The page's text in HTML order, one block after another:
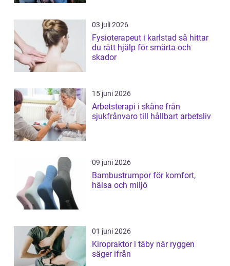
03 juli 2026
Fysioterapeut i karlstad så hittar
du rätt hjälp för smärta och
skador
15 juni 2026
Arbetsterapi i skåne från
sjukfrånvaro till hållbart arbetsliv
09 juni 2026
Bambustrumpor för komfort,
hälsa och miljö
01 juni 2026
Kiropraktor i täby när ryggen
säger ifrån